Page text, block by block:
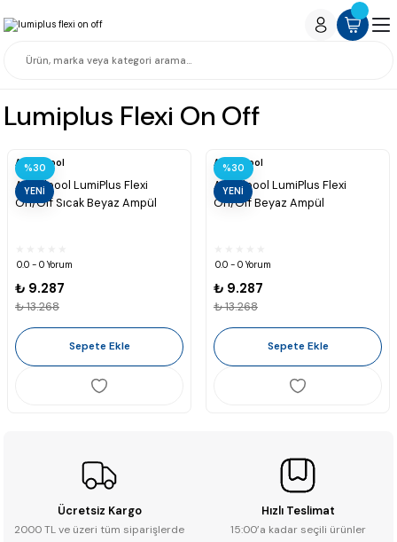
Lumiplus Flexi On Off
%30
YENİ
Astralpool
Astralpool LumiPlus Flexi
On/Off Sıcak Beyaz Ampül
0.0 - 0 Yorum
₺ 9.287
₺ 13.268
Sepete Ekle
%30
YENİ
Astralpool
Astralpool LumiPlus Flexi
On/Off Beyaz Ampül
0.0 - 0 Yorum
₺ 9.287
₺ 13.268
Sepete Ekle
Ücretsiz Kargo
2000 TL ve üzeri tüm siparişlerde
Hızlı Teslimat
15:00’a kadar seçili ürünler